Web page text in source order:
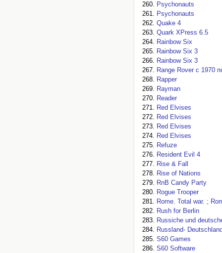
Psychonauts
Psychonauts
Quake 4
Quark XPress 6.5
Rainbow Six
Rainbow Six 3
Rainbow Six 3
Range Rover с 1970
Rapper
Rayman
Reader
Red Elvises
Red Elvises
Red Elvises
Red Elvises
Refuze
Resident Evil 4
Rise & Fall
Rise of Nations
RnB Candy Party
Rogue Trooper
Rome. Total war. ;
Rush for Berlin
Russiche und
Russland-
S60 Games
S60 Software